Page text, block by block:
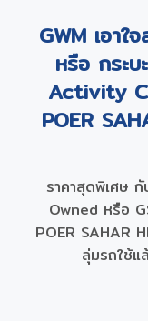
GWM เอาใ
หรือ กระ
Activity
POER
ราคาสุดพิเศษ
Owned หรือ
POER SAHAR
ลุ่มรถใช้แ